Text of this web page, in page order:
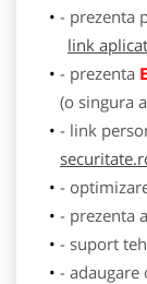
- prezenta
link
- prezenta
(o singura
- link
-
- prezenta
- suport
- adaugare